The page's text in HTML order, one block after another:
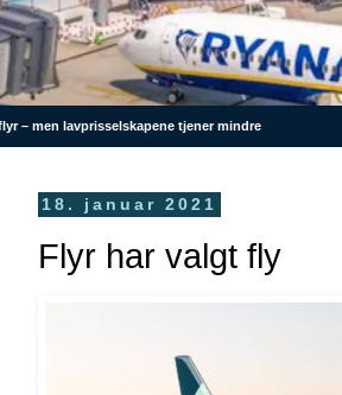
– men lavprisselskapene tjener mindre
18. januar 2021
Flyr har valgt fly